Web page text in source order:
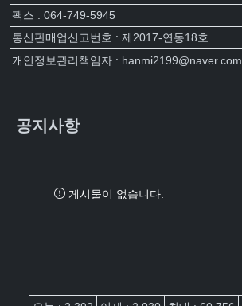
팩스 : 064-749-5945
통신판매업신고번호 : 제2017-연동18호
개인정보관리책임자 : hanmi2199@naver.com
공지사항
게시물이 없습니다.
접속자집계